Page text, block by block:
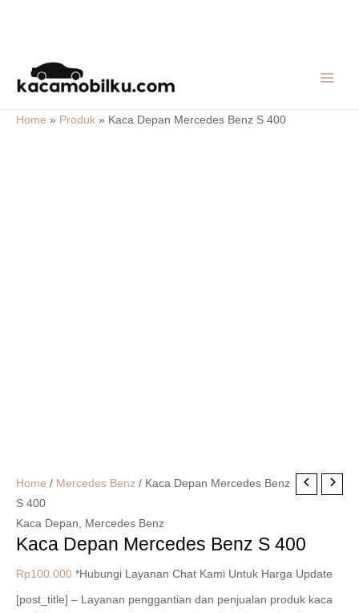
content
Home » Produk » Kaca Depan Mercedes Benz S 400
Home / Mercedes Benz / Kaca Depan Mercedes Benz
S 400
Kaca Depan, Mercedes Benz
Kaca Depan Mercedes Benz S 400
Rp100.000 *Hubungi Layanan Chat Kami Untuk Harga Update
[post_title] – Layanan penggantian dan penjualan produk kaca